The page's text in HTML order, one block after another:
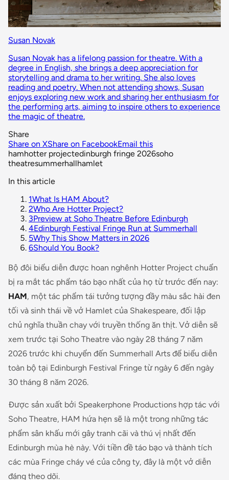
Susan Novak
Susan Novak has a lifelong passion for theatre. With a
degree in English, she brings a deep appreciation for
storytelling and drama to her writing. She also loves
reading and poetry. When not attending shows, Susan
enjoys exploring new work and sharing her enthusiasm for
the performing arts, aiming to inspire others to experience
the magic of theatre.
Share
Share on XShare on FacebookEmail this
hamhotter projectedinburgh fringe 2026soho
theatresummerhallhamlet
In this article
1What Is HAM About?
2Who Are Hotter Project?
3Preview at Soho Theatre Before Edinburgh
4Edinburgh Festival Fringe Run at Summerhall
5Why This Show Matters in 2026
6Should You Book?
Bộ đôi biểu diễn được hoan nghênh Hotter Project chuẩn
bị ra mắt tác phẩm táo bạo nhất của họ từ trước đến nay:
HAM, một tác phẩm tái tưởng tượng đầy màu sắc hài đen
tối và sinh thái về vở Hamlet của Shakespeare, đối lập
chủ nghĩa thuần chay với truyền thống ăn thịt. Vở diễn sẽ
xem trước tại Soho Theatre vào ngày 28 tháng 7 năm
2026 trước khi chuyển đến Summerhall Arts để biểu diễn
toàn bộ tại Edinburgh Festival Fringe từ ngày 6 đến ngày
30 tháng 8 năm 2026.
Được sản xuất bởi Speakerphone Productions hợp tác với
Soho Theatre, HAM hứa hẹn sẽ là một trong những tác
phẩm sân khấu mới gây tranh cãi và thú vị nhất đến
Edinburgh mùa hè này. Với tiền đề táo bạo và thành tích
các mùa Fringe cháy vé của công ty, đây là một vở diễn
đáng theo dõi.